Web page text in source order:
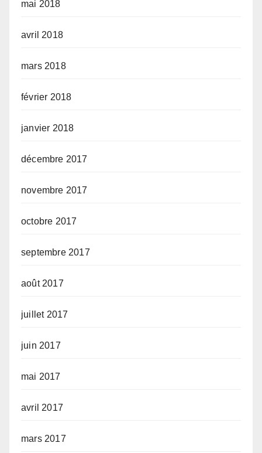
mai 2018
avril 2018
mars 2018
février 2018
janvier 2018
décembre 2017
novembre 2017
octobre 2017
septembre 2017
août 2017
juillet 2017
juin 2017
mai 2017
avril 2017
mars 2017